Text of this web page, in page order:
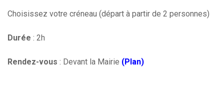
Choisissez votre créneau (départ à partir de 2 personnes)
Durée : 2h
Rendez-vous : Devant la Mairie (Plan)